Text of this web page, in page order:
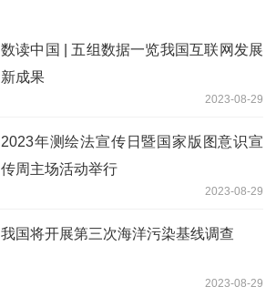
数读中国 | 五组数据一览我国互联网发展
新成果
2023-08-29
2023年测绘法宣传日暨国家版图意识宣
传周主场活动举行
2023-08-29
我国将开展第三次海洋污染基线调查
2023-08-29